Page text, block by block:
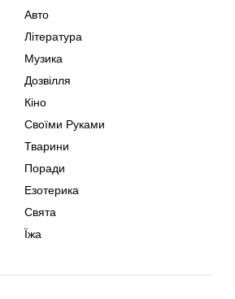
Авто
Література
Музика
Дозвілля
Кіно
Своїми Руками
Тварини
Поради
Езотерика
Свята
Їжа